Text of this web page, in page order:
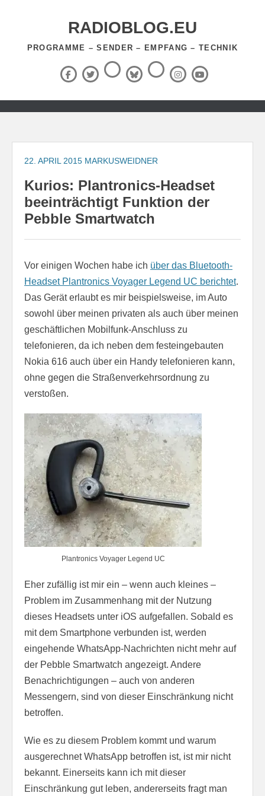
RADIOBLOG.EU
PROGRAMME – SENDER – EMPFANG – TECHNIK
Facebook
X
(Twitter)
ThreadsBlueSky
RSS-
Feed InstagramYouTube
Zum
springen
22. APRIL 2015 MARKUSWEIDNER
Kurios: Plantronics-Headset
beeinträchtigt Funktion der
Pebble Smartwatch
Vor einigen Wochen habe ich über das Bluetooth-
Headset Plantronics Voyager Legend UC berichtet.
Das Gerät erlaubt es mir beispielsweise, im Auto
sowohl über meinen privaten als auch über meinen
geschäftlichen Mobilfunk-Anschluss zu
telefonieren, da ich neben dem festeingebauten
Nokia 616 auch über ein Handy telefonieren kann,
ohne gegen die Straßenverkehrsordnung zu
verstoßen.
Plantronics Voyager Legend UC
Eher zufällig ist mir ein – wenn auch kleines –
Problem im Zusammenhang mit der Nutzung
dieses Headsets unter iOS aufgefallen. Sobald es
mit dem Smartphone verbunden ist, werden
eingehende WhatsApp-Nachrichten nicht mehr auf
der Pebble Smartwatch angezeigt. Andere
Benachrichtigungen – auch von anderen
Messengern, sind von dieser Einschränkung nicht
betroffen.
Wie es zu diesem Problem kommt und warum
ausgerechnet WhatsApp betroffen ist, ist mir nicht
bekannt. Einerseits kann ich mit dieser
Einschränkung gut leben, andererseits fragt man